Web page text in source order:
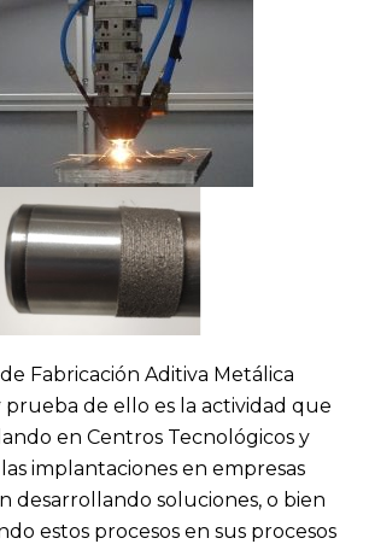
Fabricación Aditiva Metálica
de ello es la actividad que
en Centros Tecnológicos y
implantaciones en empresas
desarrollando soluciones, o bien
estos procesos en sus procesos